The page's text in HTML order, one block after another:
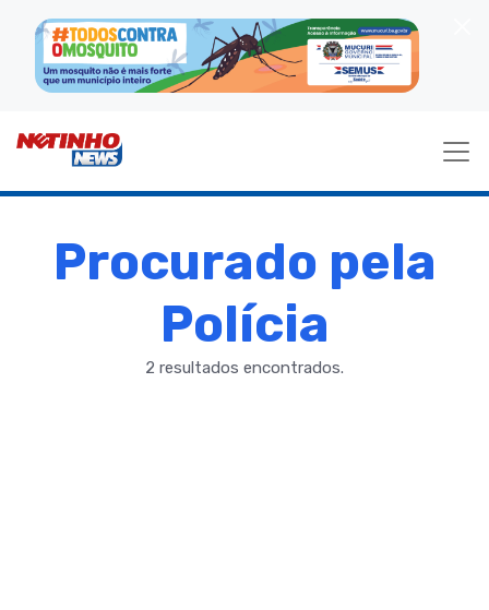
Procurado pela
Polícia
2 resultados encontrados.